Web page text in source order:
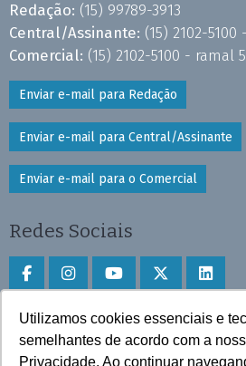
Utilizamos cookies essenciais e
semelhantes de acordo com a
Privacidade. Ao continuar
Redação: (15) 99789-3913
Central/Assinante: (15) 2102-5100
Comercial: (15) 2102-5100 - ramal
Enviar e-mail para Redação
Enviar e-mail para Central/Assinante
Enviar e-mail para o Comercial
Redes Sociais
Faça download do aplicativo